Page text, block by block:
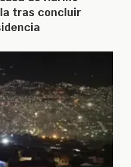
tras concluir